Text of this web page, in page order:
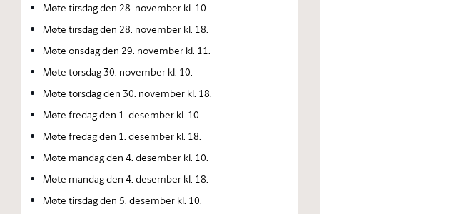
Møte tirsdag den 28. november kl. 10.
Møte tirsdag den 28. november kl. 18.
Møte onsdag den 29. november kl. 11.
Møte torsdag 30. november kl. 10.
Møte torsdag den 30. november kl. 18.
Møte fredag den 1. desember kl. 10.
Møte fredag den 1. desember kl. 18.
Møte mandag den 4. desember kl. 10.
Møte mandag den 4. desember kl. 18.
Møte tirsdag den 5. desember kl. 10.